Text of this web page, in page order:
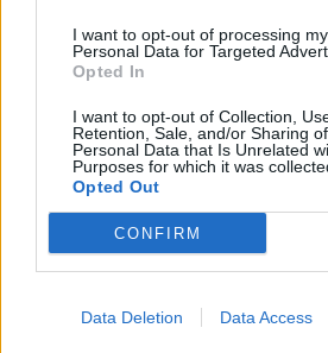
I want to opt-out of processing my
Personal Data for Targeted
Opted In
I want to opt-out of Collection,
Retention, Sale, and/or Sharing
Personal Data that Is Unrelated
Purposes for which it was
Opted Out
CONFIRM
Data Deletion Data Access
Libero ShoppingContattiPubblicitàCookie
Condizioni generali
Editoriale Libero S.r.l. - Sede Legale: Via
Registro Imprese di Milano Monza Brianza Lodi:
Tutti i diritti riservati - ISSN (sito web): 2531-6370